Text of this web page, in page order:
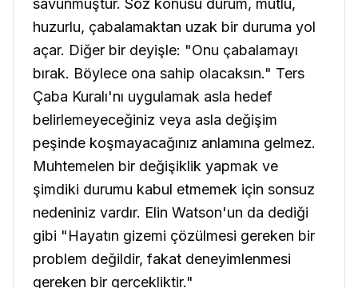
savunmuştur. Söz konusu durum, mutlu,
huzurlu, çabalamaktan uzak bir duruma yol
açar. Diğer bir deyişle: "Onu çabalamayı
bırak. Böylece ona sahip olacaksın." Ters
Çaba Kuralı'nı uygulamak asla hedef
belirlemeyeceğiniz veya asla değişim
peşinde koşmayacağınız anlamına gelmez.
Muhtemelen bir değişiklik yapmak ve
şimdiki durumu kabul etmemek için sonsuz
nedeniniz vardır. Elin Watson'un da dediği
gibi "Hayatın gizemi çözülmesi gereken bir
problem değildir, fakat deneyimlenmesi
gereken bir gerçekliktir."